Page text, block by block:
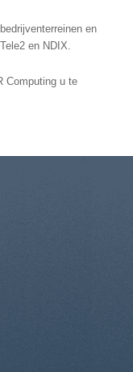
en
en NDIX.
Computing u te